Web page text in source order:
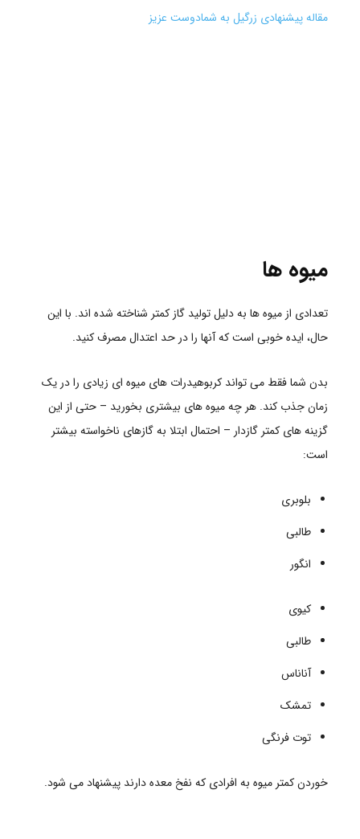
مقاله پیشنهادی زرگیل به شمادوست عزیز
میوه ها
تعدادی از میوه ها به دلیل تولید گاز کمتر شناخته شده اند. با این
حال، ایده خوبی است که آنها را در حد اعتدال مصرف کنید.
بدن شما فقط می تواند کربوهیدرات های میوه ای زیادی را در یک
زمان جذب کند. هر چه میوه های بیشتری بخورید – حتی از این
گزینه های کمتر گازدار – احتمال ابتلا به گازهای ناخواسته بیشتر
است:
بلوبری
طالبی
انگور
کیوی
طالبی
آناناس
تمشک
توت فرنگی
خوردن کمتر میوه به افرادی که نفخ معده دارند پیشنهاد می شود.